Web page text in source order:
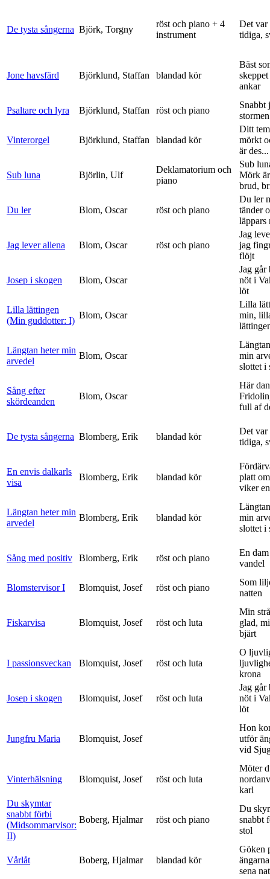
De tysta sångerna Björk, Torgny
röst och piano + 4
instrument
Det var
tidiga,
Jone havsfärd Björklund, Staffan blandad kör
Bäst
ankar
Psaltare och lyra Björklund, Staffan röst och piano
Snabbt
Vinterorgel Björklund, Staffan blandad kör
Ditt
mörkt
är des...
Sub luna Björlin, Ulf
Deklamatorium och
piano
Sub
Mörk
brud,
Du ler Blom, Oscar röst och piano
Du ler
tänder
läppars
Jag lever allena Blom, Oscar röst och piano
Jag
jag
flöjt
Josep i skogen Blom, Oscar
Jag går
nöt i
löt
Lilla lättingen
(Min guddotter: I)
Blom, Oscar
Lilla
min,
Längtan heter min
arvedel
Blom, Oscar
min
slottet i
Sång efter
skördeanden
Blom, Oscar
Här
full af
De tysta sångerna Blomberg, Erik blandad kör
Det var
tidiga,
En envis dalkarls
visa
Blomberg, Erik blandad kör
platt
viker
Längtan heter min
arvedel
Blomberg, Erik blandad kör
min
slottet i
Sång med positiv Blomberg, Erik röst och piano
En
vandel
Blomstervisor I Blomquist, Josef röst och piano
Som
natten
Fiskarvisa Blomquist, Josef röst och luta
Min
glad,
bjärt
I passionsveckan Blomquist, Josef röst och luta
O
krona
Josep i skogen Blomquist, Josef röst och luta
Jag går
nöt i
löt
Jungfru Maria Blomquist, Josef
Hon
utför
vid
Vinterhälsning Blomquist, Josef röst och luta
Möter
karl
Du skymtar
snabbt förbi
(Midsommarvisor:
II)
Boberg, Hjalmar röst och piano
Du
snabbt
stol
Vårlåt Boberg, Hjalmar blandad kör
Göken
sena